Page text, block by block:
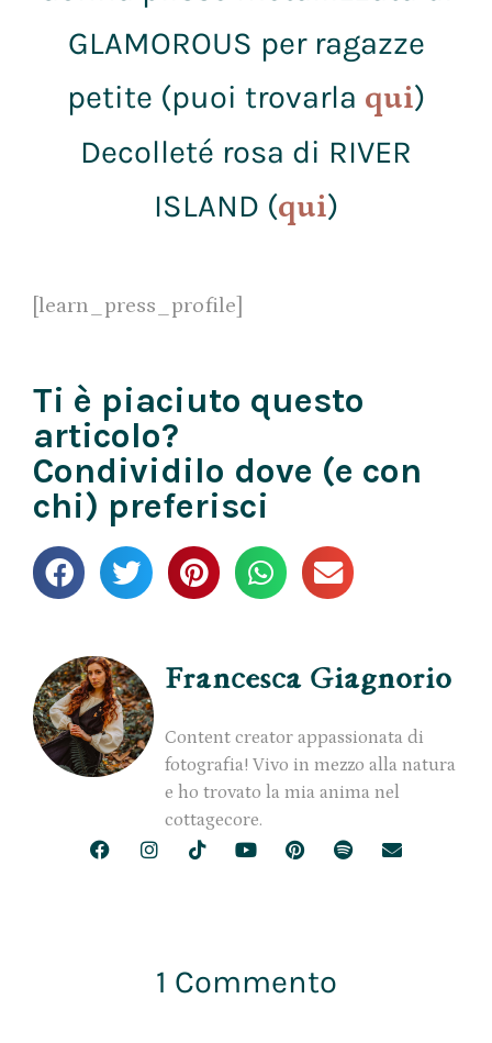
GLAMOROUS per ragazze
petite (puoi trovarla qui)
Decolleté rosa di RIVER
ISLAND (qui)
[learn_press_profile]
Ti è piaciuto questo
articolo?
Condividilo dove (e con
chi) preferisci
Francesca Giagnorio
Content creator appassionata di
fotografia! Vivo in mezzo alla natura
e ho trovato la mia anima nel
cottagecore.
1 Commento